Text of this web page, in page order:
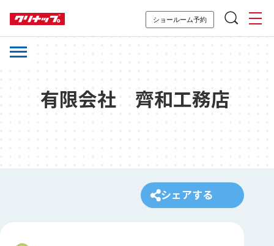
ショールーム予約
有限会社 齊和工務店
シェアする